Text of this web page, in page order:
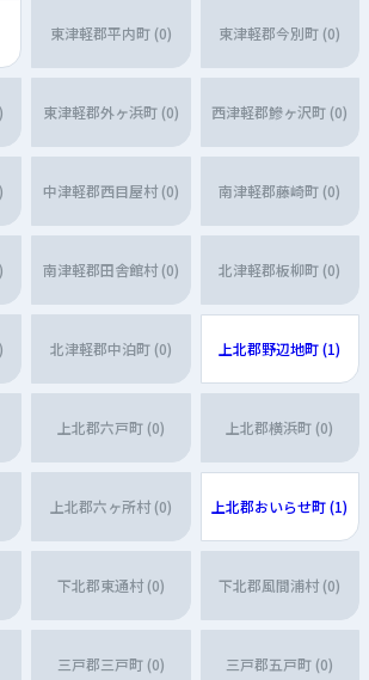
東津軽郡平内町 (0) 東津軽郡今別町 (0)
東津軽郡外ヶ浜町 (0) 西津軽郡鰺ヶ沢町 (0)
中津軽郡西目屋村 (0) 南津軽郡藤崎町 (0)
南津軽郡田舎館村 (0) 北津軽郡板柳町 (0)
北津軽郡中泊町 (0) 上北郡野辺地町 (1)
上北郡六戸町 (0) 上北郡横浜町 (0)
上北郡六ヶ所村 (0) 上北郡おいらせ町 (1)
下北郡東通村 (0) 下北郡風間浦村 (0)
三戸郡三戸町 (0) 三戸郡五戸町 (0)